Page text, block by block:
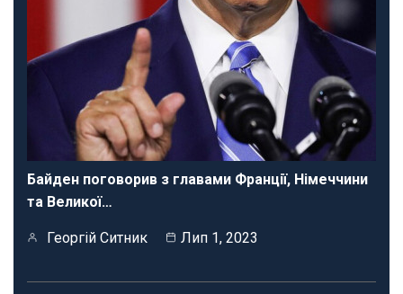
Байден поговорив з главами Франції, Німеччини
та Великої…
Георгій Ситник Лип 1, 2023